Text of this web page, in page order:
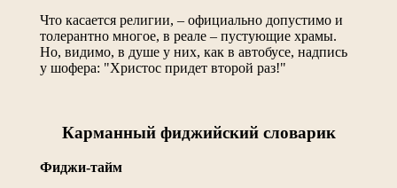
Что касается религии, – официально допустимо и
толерантно многое, в реале – пустующие храмы.
Но, видимо, в душе у них, как в автобусе, надпись
у шофера: "Христос придет второй раз!"
Карманный фиджийский словарик
Фиджи-тайм